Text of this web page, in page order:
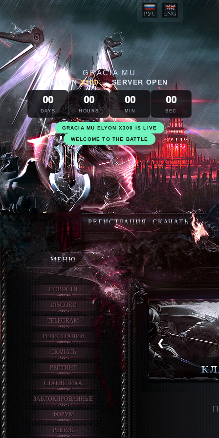
GRACIA MU
ELYONX300—SERVER OPEN
00
DAYS
00
HOURS
00
MIN
00
SEC
GRACIA MU ELYON X300 IS LIVE
WELCOME TO THE BATTLE
РЕГИСТРАЦИЯ СКАЧАТЬ
МЕНЮ
НОВОСТИ
DISCORD
TELEGRAM
РЕГИСТРАЦИЯ
СКАЧАТЬ
РЕЙТИНГ
СТАТИСТИКА
ЗАБЛОКИРОВАННЫЕ
ФОРУМ
РЫНОК
❮
❮